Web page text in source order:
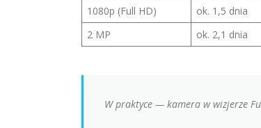
1080p (Full HD)
ok. 1,5 dnia
2 MP
ok. 2,1 dnia
W praktyce — kamera w wizjerze